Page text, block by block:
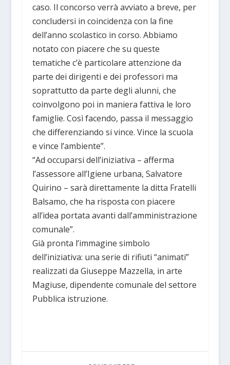
caso. Il concorso verrà avviato a breve, per
concludersi in coincidenza con la fine
dell’anno scolastico in corso. Abbiamo
notato con piacere che su queste
tematiche c’è particolare attenzione da
parte dei dirigenti e dei professori ma
soprattutto da parte degli alunni, che
coinvolgono poi in maniera fattiva le loro
famiglie. Così facendo, passa il messaggio
che differenziando si vince. Vince la scuola
e vince l’ambiente”.
“Ad occuparsi dell’iniziativa – afferma
l’assessore all’Igiene urbana, Salvatore
Quirino – sarà direttamente la ditta Fratelli
Balsamo, che ha risposta con piacere
all’idea portata avanti dall’amministrazione
comunale”.
Già pronta l’immagine simbolo
dell’iniziativa: una serie di rifiuti “animati”
realizzati da Giuseppe Mazzella, in arte
Magiuse, dipendente comunale del settore
Pubblica istruzione.